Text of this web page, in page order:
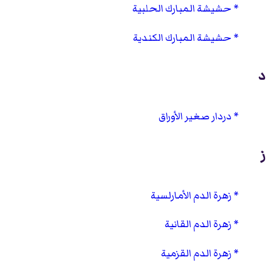
حشيشة المبارك الحلبية
حشيشة المبارك الكندية
د
دردار صغير الأوراق
ز
زهرة الدم الأمارلسية
زهرة الدم القانية
زهرة الدم القزمية